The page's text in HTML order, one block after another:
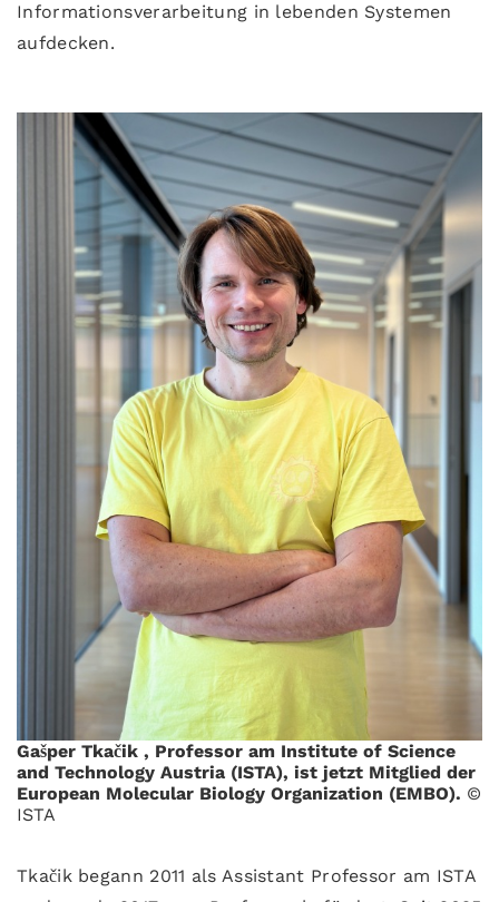
Informationsverarbeitung in lebenden Systemen
aufdecken.
Gašper Tkačik , Professor am Institute of Science
and Technology Austria (ISTA), ist jetzt Mitglied der
European Molecular Biology Organization (EMBO). ©
ISTA
Tkačik begann 2011 als Assistant Professor am ISTA